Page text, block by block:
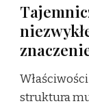
struktura